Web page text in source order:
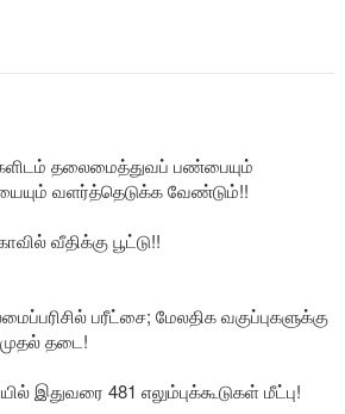
தலைமைத்துவப் பண்பையும்
வளர்த்தெடுக்க வேண்டும்!!
வீதிக்கு பூட்டு!!
பரீட்சை; மேலதிக வகுப்புகளுக்கு
முதல் தடை!
இதுவரை 481 எலும்புக்கூடுகள் மீட்பு!